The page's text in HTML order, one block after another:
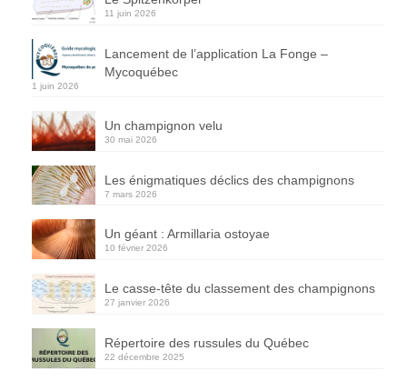
11 juin 2026
Lancement de l’application La Fonge –
Mycoquébec
1 juin 2026
Un champignon velu
30 mai 2026
Les énigmatiques déclics des champignons
7 mars 2026
Un géant : Armillaria ostoyae
10 février 2026
Le casse-tête du classement des champignons
27 janvier 2026
Répertoire des russules du Québec
22 décembre 2025